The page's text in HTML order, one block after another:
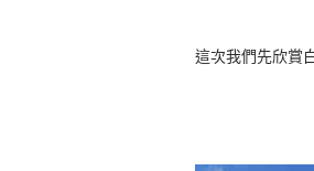
這次我們先欣賞